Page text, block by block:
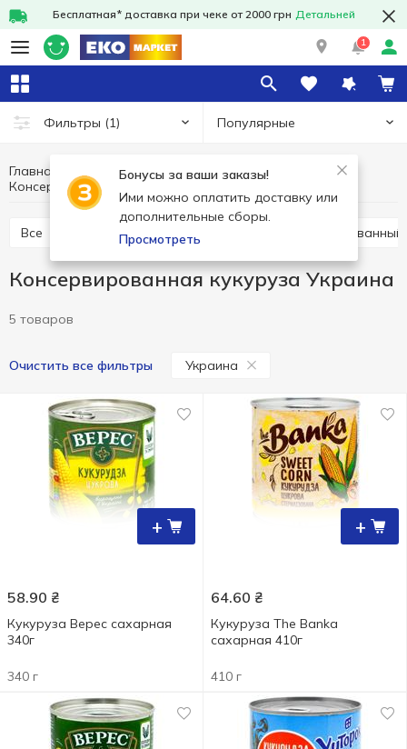
Бесплатная* доставка при чеке от 2000 грн Детальней
1
Фильтры (1) Популярные
Бонусы за ваши заказы!
Ими можно оплатить доставку или
дополнительные сборы.
Просмотреть
Главная Консервы
Консервированная кукуруза
Все Консервированная кукуруза
Консервированная кукуруза Украина
5 товаров
Очистить все фильтры Украина
+
58.90 ₴
Кукуруза Верес сахарная
340г
340 г
+
64.60 ₴
Кукуруза The Banka
сахарная 410г
410 г